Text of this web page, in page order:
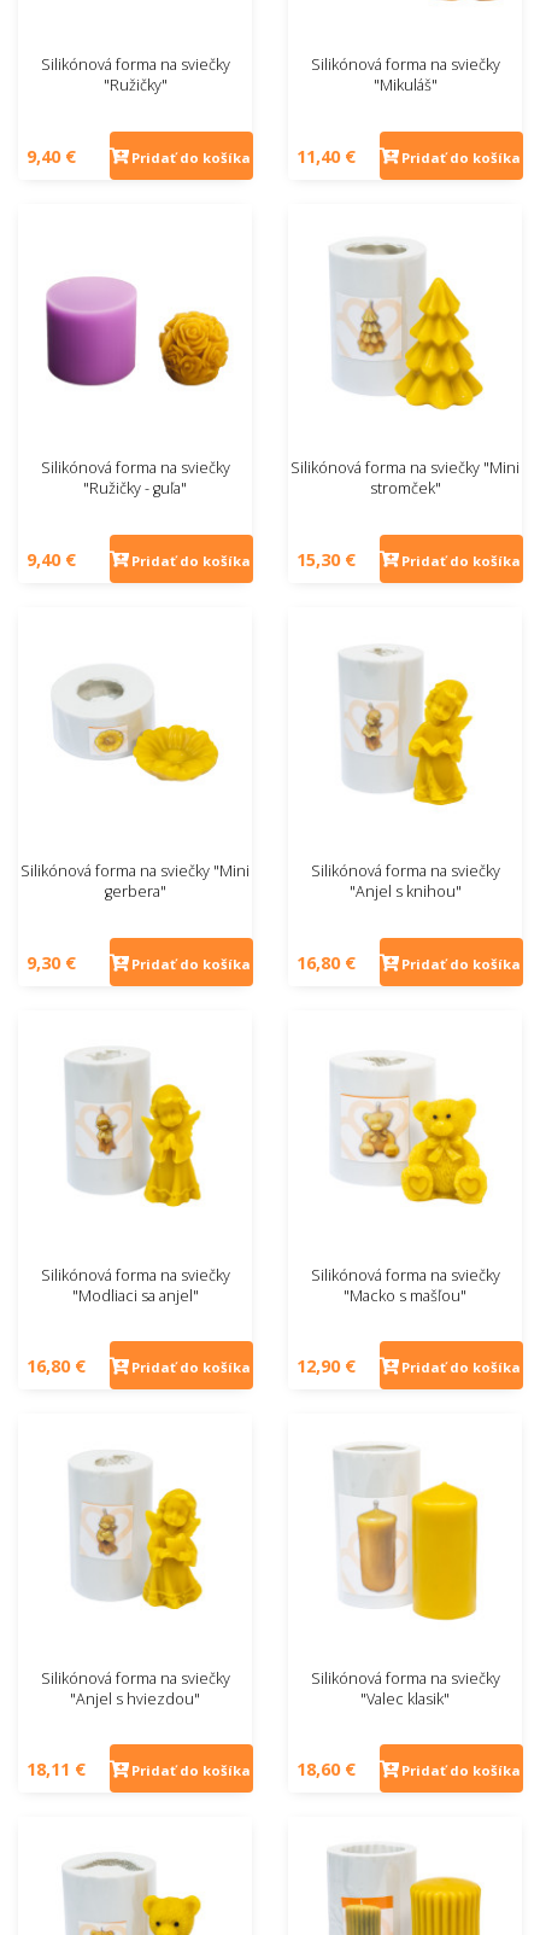
Silikónová forma na sviečky
"Ružičky"
9,40 € Pridať do košíka
Silikónová forma na sviečky
"Mikuláš"
11,40 € Pridať do košíka
Silikónová forma na sviečky
"Ružičky - guľa"
9,40 € Pridať do košíka
Silikónová forma na sviečky "Mini
stromček"
15,30 € Pridať do košíka
Silikónová forma na sviečky "Mini
gerbera"
9,30 € Pridať do košíka
Silikónová forma na sviečky
"Anjel s knihou"
16,80 € Pridať do košíka
Silikónová forma na sviečky
"Modliaci sa anjel"
16,80 € Pridať do košíka
Silikónová forma na sviečky
"Macko s mašľou"
12,90 € Pridať do košíka
Silikónová forma na sviečky
"Anjel s hviezdou"
18,11 € Pridať do košíka
Silikónová forma na sviečky
"Valec klasik"
18,60 € Pridať do košíka